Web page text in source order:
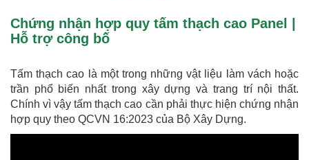
Chứng nhận hợp quy tấm thạch cao Panel |
Hỗ trợ công bố
Tấm thạch cao là một trong những vật liệu làm vách hoặc
trần phổ biến nhất trong xây dựng và trang trí nội thất.
Chính vì vậy tấm thạch cao cần phải thực hiện chứng nhận
hợp quy theo QCVN 16:2023 của Bộ Xây Dựng.